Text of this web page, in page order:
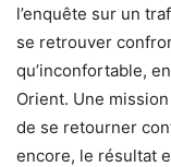
l’enquête sur un
se retrouver
qu’inconfortable,
Orient. Une
de se retourner
encore, le résultat